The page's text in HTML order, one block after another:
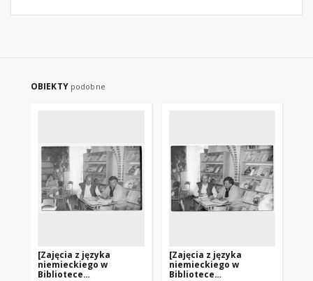
OBIEKTY podobne
[Zajęcia z języka
niemieckiego w
Bibliotece
[Zajęcia z języka
niemieckiego w
Bibliotece